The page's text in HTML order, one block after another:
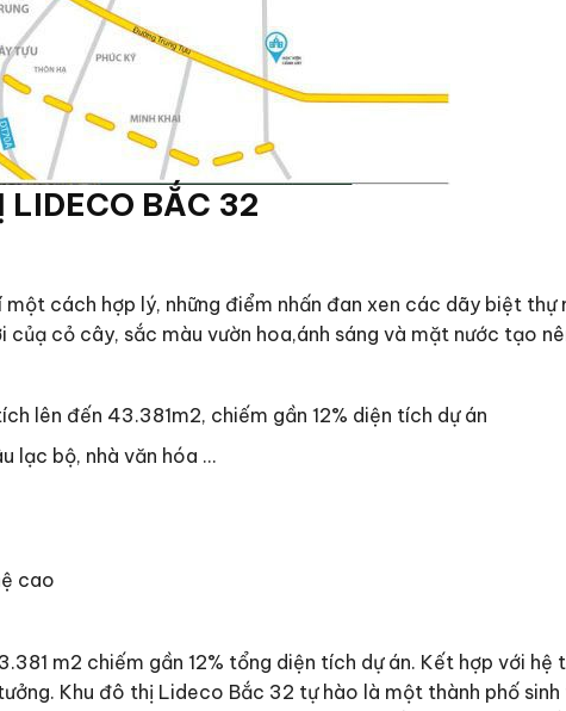
LIDECO BẮC 32
cách hợp lý, những điểm nhấn đan xen các dãy biệt
củạ cỏ cây, sắc màu vườn hoa,ánh sáng và mặt nước tạo
lên đến 43.381m2, chiếm gần 12% diện tích dự án
lạc bộ, nhà văn hóa …
cao
m2 chiếm gần 12% tổng diện tích dự án. Kết hợp với hệ
Khu đô thị Lideco Bắc 32 tự hào là một thành phố